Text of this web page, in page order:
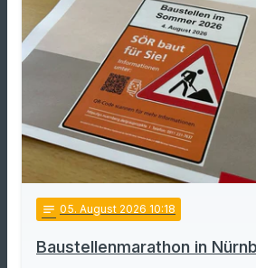
notes 05. August 2026 10:18
Baustellenmarathon in